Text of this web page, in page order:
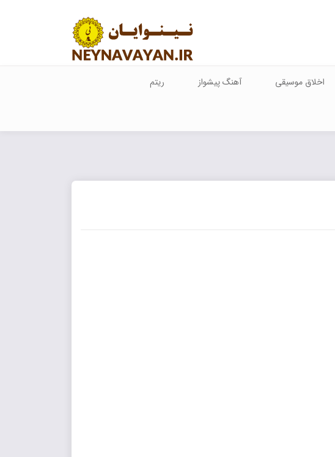
اخلاق موسیقی آهنگ پیشواز ریتم